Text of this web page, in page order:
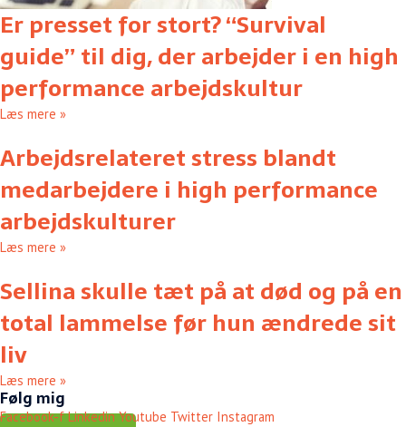
Er presset for stort? “Survival
guide” til dig, der arbejder i en high
performance arbejdskultur
Læs mere »
Arbejdsrelateret stress blandt
medarbejdere i high performance
arbejdskulturer
Læs mere »
Sellina skulle tæt på at død og på en
total lammelse før hun ændrede sit
liv
Læs mere »
Følg mig
Facebook-f Linkedin Youtube Twitter Instagram